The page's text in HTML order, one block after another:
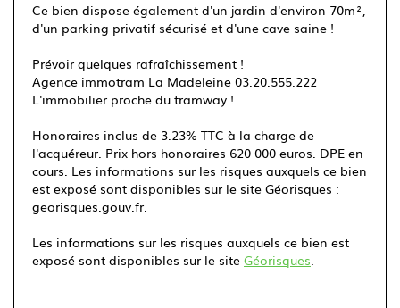
Ce bien dispose également d'un jardin d'environ 70m²,
d'un parking privatif sécurisé et d'une cave saine !
Prévoir quelques rafraîchissement !
Agence immotram La Madeleine 03.20.555.222
L'immobilier proche du tramway !
Honoraires inclus de 3.23% TTC à la charge de
l'acquéreur. Prix hors honoraires 620 000 euros. DPE en
cours. Les informations sur les risques auxquels ce bien
est exposé sont disponibles sur le site Géorisques :
georisques.gouv.fr.
Les informations sur les risques auxquels ce bien est
exposé sont disponibles sur le site Géorisques.